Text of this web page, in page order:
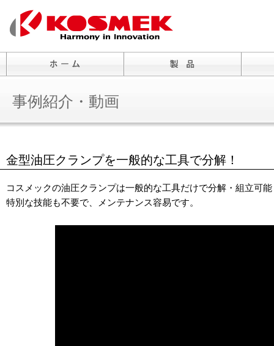
事例紹介・動画
金型油圧クランプを一般的な工具で分解！
コスメックの油圧クランプは一般的な工具だけで分解・組立可能
特別な技能も不要で、メンテナンス容易です。